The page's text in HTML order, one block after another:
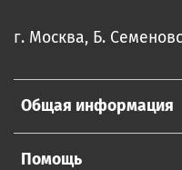
Общая информация
Помощь
г. Москва, Б.